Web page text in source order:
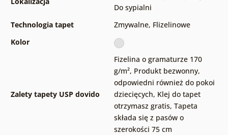
Do sypialni
Technologia tapet
Zmywalne, Flizelinowe
Kolor
Zalety tapety USP dovido
Fizelina o gramaturze 170
g/m², Produkt bezwonny,
odpowiedni również do pokoi
dziecięcych, Klej do tapet
otrzymasz gratis, Tapeta
składa się z pasów o
szerokości 75 cm